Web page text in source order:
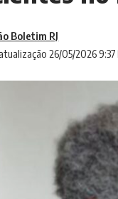
26/05/2026 9:37
Boletim RJ